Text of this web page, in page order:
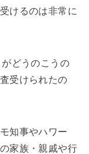
けるのは非常に
どうのこうの
受けられたの
知事やハワー
家族・親戚や行